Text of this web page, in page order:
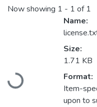
Now showing 1 - 1 of 1
Loading...
Name:
Size:
1.71 KB
Format:
Item-
upon to